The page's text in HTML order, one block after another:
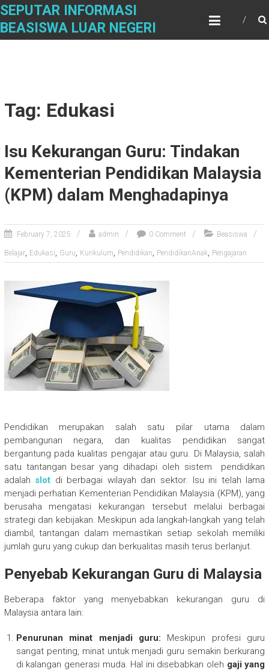
Skip
content
SEPUTAR INFORMASI
BEASISWA LUAR NEGERI
Tag: Edukasi
Isu Kekurangan Guru: Tindakan
Kementerian Pendidikan Malaysia
(KPM) dalam Menghadapinya
February 7, 2025 admin 0 Comment Beasiswa
Belajar, Edukasi, Guru, Kurikulum, Pendidikan, PendidikanAnak, Pengajaran
Pendidikan merupakan salah satu pilar utama dalam
pembangunan negara, dan kualitas pendidikan sangat
bergantung pada kualitas pengajar atau guru. Di Malaysia, salah
satu tantangan besar yang dihadapi oleh sistem pendidikan
adalah slot di berbagai wilayah dan sektor. Isu ini telah lama
menjadi perhatian Kementerian Pendidikan Malaysia (KPM), yang
berusaha mengatasi kekurangan tersebut melalui berbagai
strategi dan kebijakan. Meskipun ada langkah-langkah yang telah
diambil, tantangan dalam memastikan setiap sekolah memiliki
jumlah guru yang cukup dan berkualitas masih terus berlanjut.
Penyebab Kekurangan Guru di Malaysia
Beberapa faktor yang menyebabkan kekurangan guru di
Malaysia antara lain:
Penurunan minat menjadi guru: Meskipun profesi guru
sangat penting, minat untuk menjadi guru semakin berkurang
di kalangan generasi muda. Hal ini disebabkan oleh gaji yang